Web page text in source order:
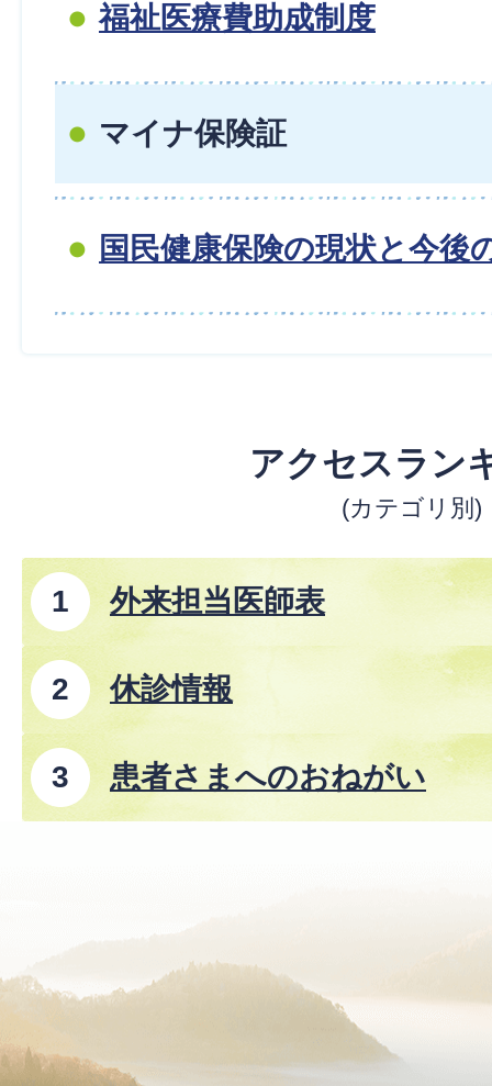
福祉医療費助成制度
マイナ保険証
国民健康保険の現状と今後
アクセスラン
(カテゴリ別)
外来担当医師表
休診情報
患者さまへのおねがい